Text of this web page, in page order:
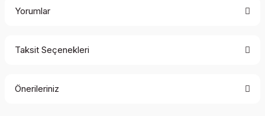
Yorumlar
Taksit Seçenekleri
Önerileriniz